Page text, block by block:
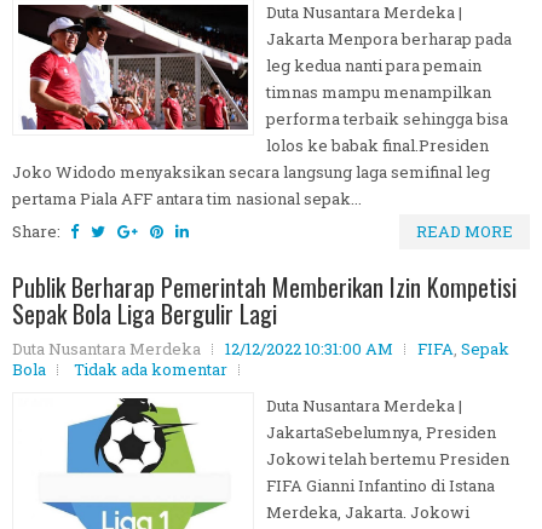
Duta Nusantara Merdeka |
Jakarta Menpora berharap pada
leg kedua nanti para pemain
timnas mampu menampilkan
performa terbaik sehingga bisa
lolos ke babak final.Presiden
Joko Widodo menyaksikan secara langsung laga semifinal leg
pertama Piala AFF antara tim nasional sepak...
Share:
READ MORE
Publik Berharap Pemerintah Memberikan Izin Kompetisi
Sepak Bola Liga Bergulir Lagi
Duta Nusantara Merdeka 12/12/2022 10:31:00 AM FIFA, Sepak
Bola
Tidak ada komentar
Duta Nusantara Merdeka |
JakartaSebelumnya, Presiden
Jokowi telah bertemu Presiden
FIFA Gianni Infantino di Istana
Merdeka, Jakarta. Jokowi